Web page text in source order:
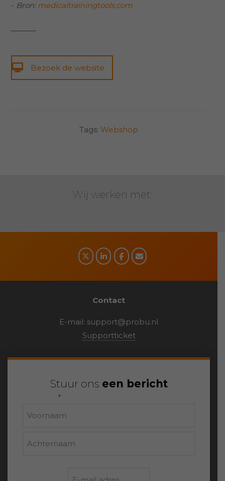
- Bron: medicaltrainingtools.com
Bezoek de website
Tags: Webshop
Wij werken met:
Contact
E-mail: support@probu.nl
Supportticket
Stuur ons een bericht
*" geeft vereiste velden aan